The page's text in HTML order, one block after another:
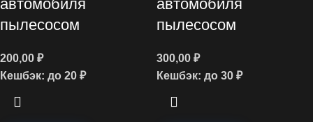
автомобиля
пылесосом
200,00 ₽
Кешбэк: до 20 ₽
автомобиля
пылесосом
300,00 ₽
Кешбэк: до 30 ₽